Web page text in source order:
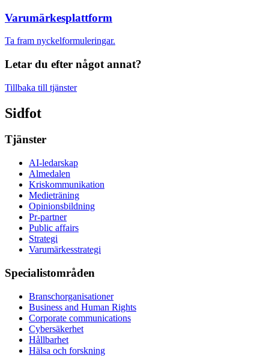
Varumärkes­plattform
Ta fram nyckelformuleringar.
Letar du efter något annat?
Tillbaka till tjänster
Sidfot
Tjänster
AI-ledarskap
Almedalen
Kris­kommunikation
Medieträning
Opinionsbildning
Pr-partner
Public affairs
Strategi
Varumärkesstrategi
Specialistområden
Branschorganisationer
Business and Human Rights
Corporate communications
Cybersäkerhet
Hållbarhet
Hälsa och forskning